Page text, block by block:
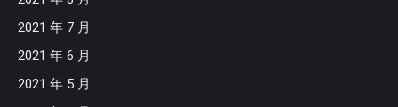
2021 年 7 月
2021 年 6 月
2021 年 5 月